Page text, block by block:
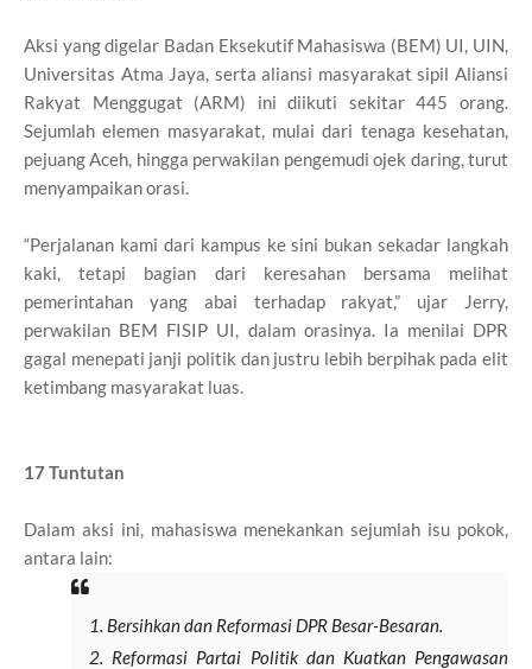
Aksi yang digelar Badan Eksekutif Mahasiswa (BEM) UI, UIN,
Universitas Atma Jaya, serta aliansi masyarakat sipil Aliansi
Rakyat Menggugat (ARM) ini diikuti sekitar 445 orang.
Sejumlah elemen masyarakat, mulai dari tenaga kesehatan,
pejuang Aceh, hingga perwakilan pengemudi ojek daring, turut
menyampaikan orasi.
“Perjalanan kami dari kampus ke sini bukan sekadar langkah
kaki, tetapi bagian dari keresahan bersama melihat
pemerintahan yang abai terhadap rakyat,” ujar Jerry,
perwakilan BEM FISIP UI, dalam orasinya. Ia menilai DPR
gagal menepati janji politik dan justru lebih berpihak pada elit
ketimbang masyarakat luas.
17 Tuntutan
Dalam aksi ini, mahasiswa menekankan sejumlah isu pokok,
antara lain:
Bersihkan dan Reformasi DPR Besar-Besaran.
Reformasi Partai Politik dan Kuatkan Pengawasan